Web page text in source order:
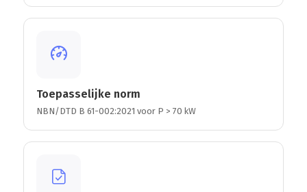
Toepasselijke norm
NBN/DTD B 61-002:2021 voor P > 70 kW